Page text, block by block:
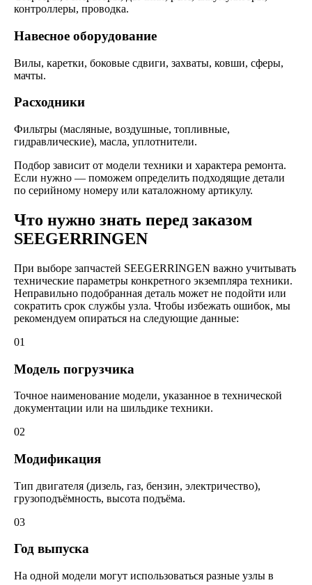
контроллеры, проводка.
Навесное оборудование
Вилы, каретки, боковые сдвиги, захваты, ковши, сферы,
мачты.
Расходники
Фильтры (масляные, воздушные, топливные,
гидравлические), масла, уплотнители.
Подбор зависит от модели техники и характера ремонта.
Если нужно — поможем определить подходящие детали
по серийному номеру или каталожному артикулу.
Что нужно знать перед заказом
SEEGERRINGEN
При выборе запчастей SEEGERRINGEN важно учитывать
технические параметры конкретного экземпляра техники.
Неправильно подобранная деталь может не подойти или
сократить срок службы узла. Чтобы избежать ошибок, мы
рекомендуем опираться на следующие данные:
01
Модель погрузчика
Точное наименование модели, указанное в технической
документации или на шильдике техники.
02
Модификация
Тип двигателя (дизель, газ, бензин, электричество),
грузоподъёмность, высота подъёма.
03
Год выпуска
На одной модели могут использоваться разные узлы в